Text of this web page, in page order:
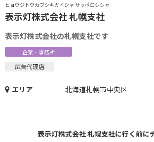
ヒョウジトウカブシキガイシャ サッポロシシャ
表示灯株式会社 札幌支社
表示灯株式会社の札幌支社です
企業・事務所
広告代理店
エリア 北海道札幌市中央区
表示灯株式会社 札幌支社に行く前に